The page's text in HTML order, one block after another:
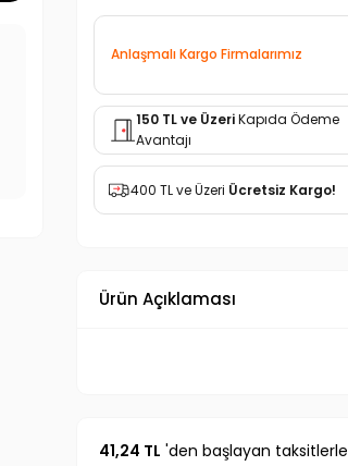
Anlaşmalı Kargo Firmalarımız
150 TL ve ÜzeriKapıda Ödeme
Avantajı
400 TL ve Üzeri Ücretsiz Kargo!
Ürün Açıklaması
41,24 TL 'den başlayan taksitlerle